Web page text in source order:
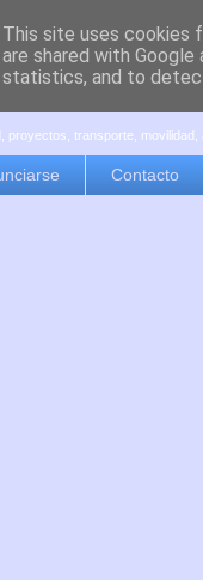
proyectos, transporte,
Contacto
This site uses cookies
are shared with
statistics, and to